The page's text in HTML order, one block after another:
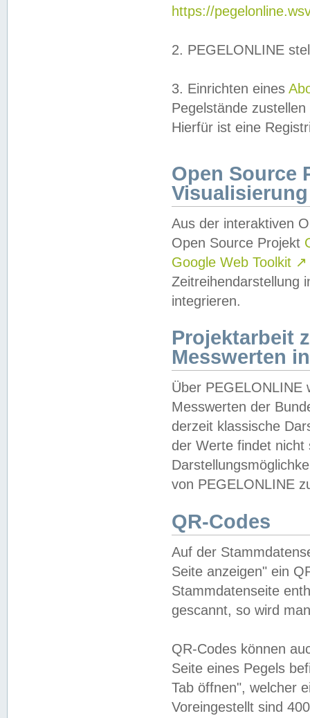
https://
2. PEGELONLINE
3. Einrichten eines
Pegelstände
Hierfür ist eine
Open Source
Visualisierung
Aus der interaktiven
Open Source Projekt
Google Web Toolkit ↗
Zeitreihendarstellung
integrieren.
Projektarbeit
Messwerten
Über PEGELONLINE
Messwerten der
derzeit klassische
der Werte findet
von PEGELONLINE
QR-Codes
Auf der
Seite anzeigen" ein
Stammdatenseite
gescannt, so wird
QR-Codes können
Seite eines Pegels
Tab öffnen", welcher
Voreingestellt sind